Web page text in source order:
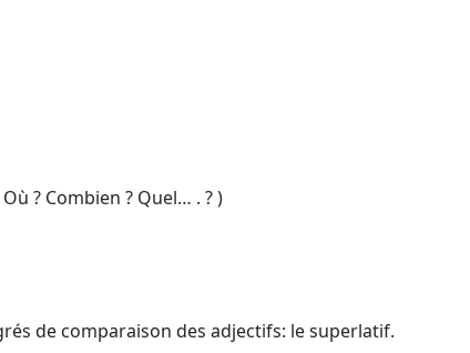
? Combien ? Quel… . ? )
de comparaison des adjectifs: le superlatif.